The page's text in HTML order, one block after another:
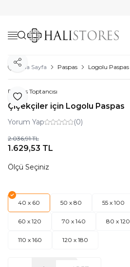
Ana Sayfa Paspas Logolu Paspas
Favoriye Ekle
Paylaş
Paspas Toptancısı
Çiçekçiler için Logolu Paspas
Yorum Yap (0)
2.036,91TL
1.629,53 TL
Ölçü Seçiniz
40 x 60 50 x 80 55 x 100
60 x 120 70 x 140 80 x 120
110 x 160 120 x 180